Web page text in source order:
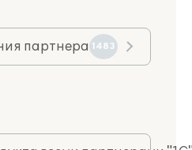
партнера 1483